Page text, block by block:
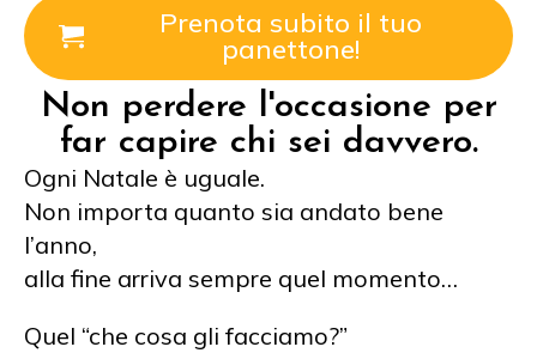
Prenota subito il tuo
panettone!
Non perdere l'occasione per
far capire chi sei davvero.
Ogni Natale è uguale.
Non importa quanto sia andato bene
l’anno,
alla fine arriva sempre quel momento…
Quel “che cosa gli facciamo?”